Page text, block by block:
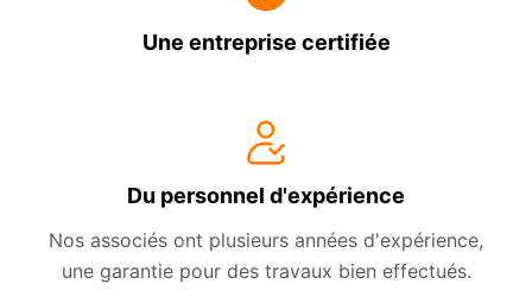
Une entreprise certifiée
Du personnel d'expérience
Nos associés ont plusieurs années d'expérience,
une garantie pour des travaux bien effectués.